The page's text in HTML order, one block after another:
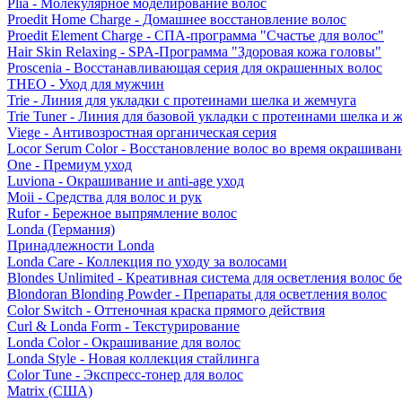
Plia - Молекулярное моделирование волос
Proedit Home Charge - Домашнее восстановление волос
Proedit Element Charge - СПА-программа "Счастье для волос"
Hair Skin Relaxing - SPA-Программа "Здоровая кожа головы"
Proscenia - Восстанавливающая серия для окрашенных волос
THEO - Уход для мужчин
Trie - Линия для укладки с протеинами шелка и жемчуга
Trie Tuner - Линия для базовой укладки с протеинами шелка и
Viege - Антивозростная органическая серия
Locor Serum Color - Восстановление волос во время
One - Премиум уход
Luviona - Окрашивание и anti-age уход
Moii - Средства для волос и рук
Rufor - Бережное выпрямление волос
Londa (Германия)
Принадлежности Londa
Londa Care - Коллекция по уходу за волосами
Blondes Unlimited - Креативная система для осветления волос
Blondoran Blonding Powder - Препараты для осветления волос
Color Switch - Оттеночная краска прямого действия
Curl & Londa Form - Текстурирование
Londa Color - Окрашивание для волос
Londa Style - Новая коллекция стайлинга
Color Tune - Экспресс-тонер для волос
Matrix (США)